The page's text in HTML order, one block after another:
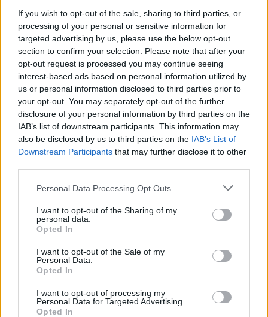
If you wish to opt-out of the sale, sharing to third parties, or
processing of your personal or sensitive information for
targeted advertising by us, please use the below opt-out
section to confirm your selection. Please note that after your
opt-out request is processed you may continue seeing
interest-based ads based on personal information utilized by
us or personal information disclosed to third parties prior to
your opt-out. You may separately opt-out of the further
disclosure of your personal information by third parties on the
IAB’s list of downstream participants. This information may
also be disclosed by us to third parties on the IAB’s List of
Downstream Participants that may further disclose it to other
Personal Data Processing Opt Outs
I want to opt-out of the Sharing of my
personal data.
Opted In
I want to opt-out of the Sale of my
Personal Data.
Opted In
I want to opt-out of processing my
Personal Data for Targeted Advertising.
Opted In